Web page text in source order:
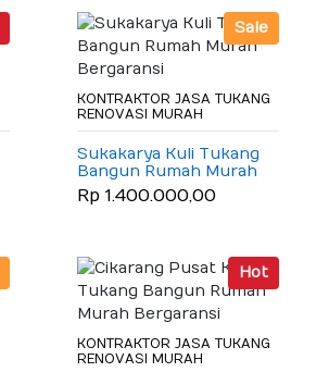
Sale
KONTRAKTOR JASA TUKANG
RENOVASI MURAH
Sukakarya Kuli Tukang
Bangun Rumah Murah
Bergaransi
Rp 1.400.000,00
Hot
KONTRAKTOR JASA TUKANG
RENOVASI MURAH